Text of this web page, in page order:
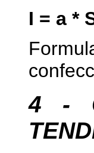
I = a *
4 -